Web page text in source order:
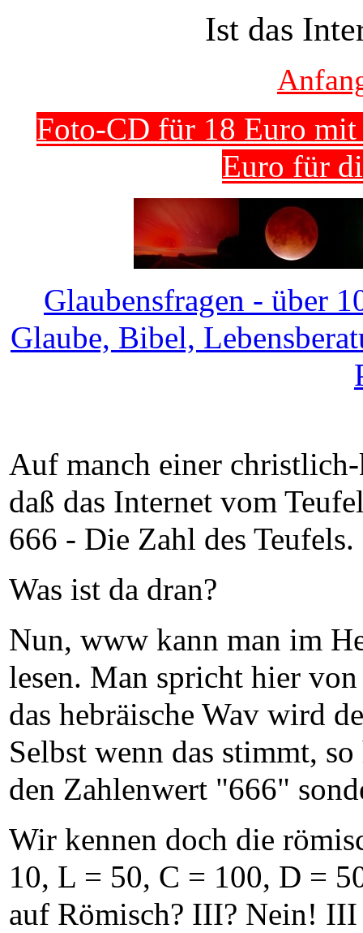
Ist das
Foto-CD für 18 Euro
Euro für
Glaubensfragen - über
Glaube, Bibel,
Auf manch einer
daß das Internet vom
666 - Die Zahl des Teufels.
Was ist da dran?
Nun, www kann man im
lesen. Man spricht hier
das hebräische Wav wird
Selbst wenn das stimmt,
den Zahlenwert "666"
Wir kennen doch die
10, L = 50, C = 100, D =
auf Römisch? III? Nein!